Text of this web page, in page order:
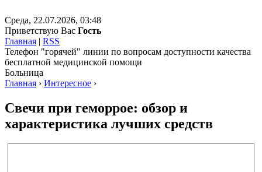
Среда, 22.07.2026, 03:48
Приветствую Вас Гость
Главная | RSS
Телефон "горячей" линии по вопросам доступности качества
бесплатной медицинской помощи
Больница
Главная › Интересное ›
Свечи при геморрое: обзор и
характеристика лучших средств